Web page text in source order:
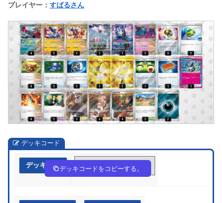
プレイヤー： すばるさん
デッキコード
デッキ作成 2Sy2MM-Bf4CMQ-S2p3pM
デッキコードをコピーする。